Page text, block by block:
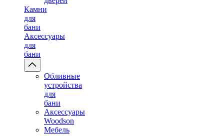
Камни
для
бани
Аксессуары
для
бани
Обливные
устройства
для
бани
Аксессуары
Woodson
Мебель